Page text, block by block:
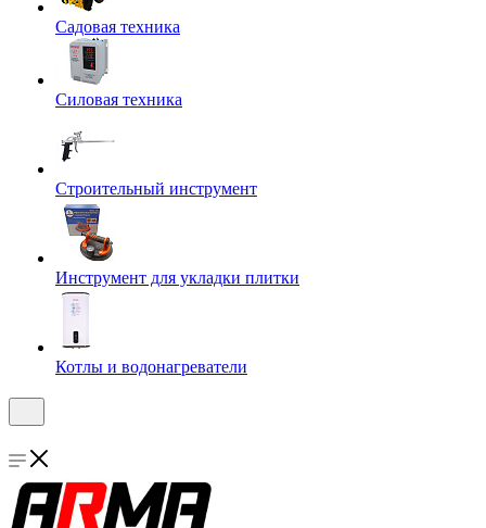
Садовая техника
Силовая техника
Строительный инструмент
Инструмент для укладки плитки
Котлы и водонагреватели